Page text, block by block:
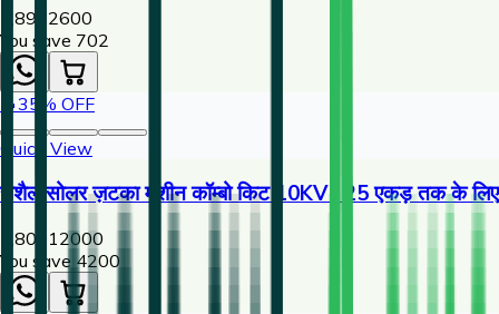
1,898 2600
You save ₹ 702
🔥35 % OFF
Quick View
राशैल सोलर ज़टका मशीन कॉम्बो किट 10KV | 25 एकड़ तक के लिए
7,800 12000
You save ₹ 4200